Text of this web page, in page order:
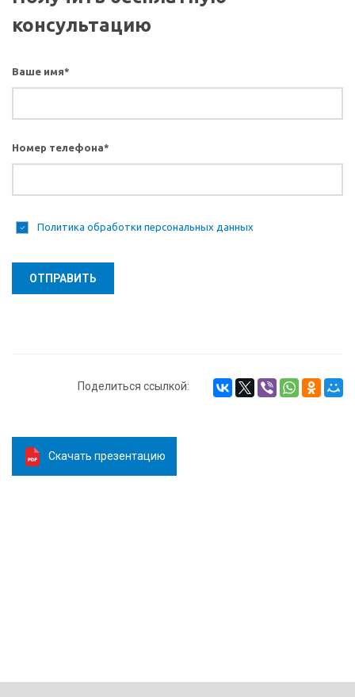
консультацию
Ваше имя*
Номер телефона*
Политика обработки персональных данных
Поделиться ссылкой:
Скачать презентацию